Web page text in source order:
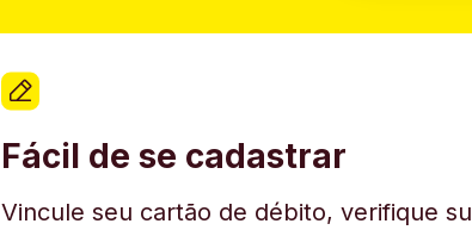
Fácil de se cadastrar
Vincule seu cartão de débito, verifique